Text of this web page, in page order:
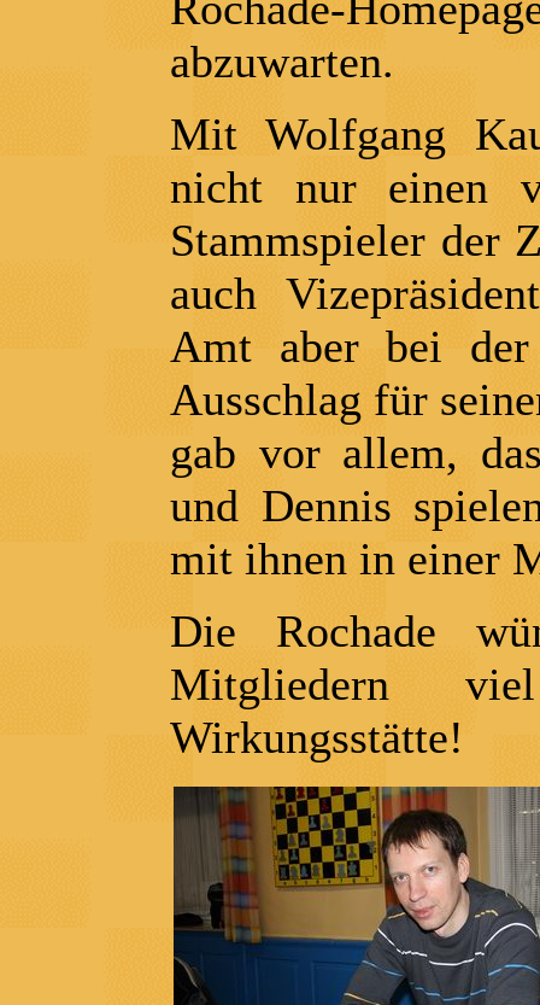
abzuwarten.
Mit Wolfgang
nicht nur einen
Stammspieler der
auch
Amt aber bei der
Ausschlag für
gab vor allem,
und Dennis
mit ihnen in einer
Die Rochade
Mitgliedern
Wirkungsstätte!